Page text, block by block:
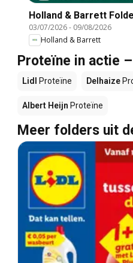
Holland & Barrett
03/07/2026- 09/08/2026
Holland & Barrett
Proteïne in actie
Lidl Proteïne Delhaize
Albert Heijn Proteïne
Meer folders uit